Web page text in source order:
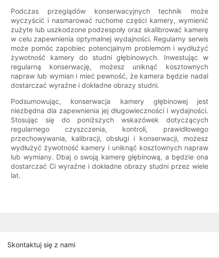
Podczas przeglądów konserwacyjnych technik może
wyczyścić i nasmarować ruchome części kamery, wymienić
zużyte lub uszkodzone podzespoły oraz skalibrować kamerę
w celu zapewnienia optymalnej wydajności. Regularny serwis
może pomóc zapobiec potencjalnym problemom i wydłużyć
żywotność kamery do studni głębinowych. Inwestując w
regularną konserwację, możesz uniknąć kosztownych
napraw lub wymian i mieć pewność, że kamera będzie nadal
dostarczać wyraźne i dokładne obrazy studni.
Podsumowując, konserwacja kamery głębinowej jest
niezbędna dla zapewnienia jej długowieczności i wydajności.
Stosując się do poniższych wskazówek dotyczących
regularnego czyszczenia, kontroli, prawidłowego
przechowywania, kalibracji, obsługi i konserwacji, możesz
wydłużyć żywotność kamery i uniknąć kosztownych napraw
lub wymiany. Dbaj o swoją kamerę głębinową, a będzie ona
dostarczać Ci wyraźne i dokładne obrazy studni przez wiele
lat.
Skontaktuj się z nami